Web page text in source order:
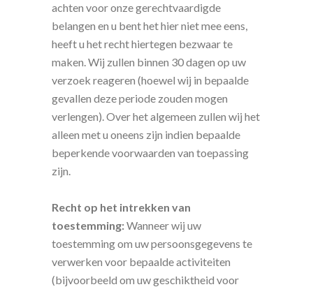
achten voor onze gerechtvaardigde
belangen en u bent het hier niet mee eens,
heeft u het recht hiertegen bezwaar te
maken. Wij zullen binnen 30 dagen op uw
verzoek reageren (hoewel wij in bepaalde
gevallen deze periode zouden mogen
verlengen). Over het algemeen zullen wij het
alleen met u oneens zijn indien bepaalde
beperkende voorwaarden van toepassing
zijn.
Recht op het intrekken van
toestemming:Wanneer wij uw
toestemming om uw persoonsgegevens te
verwerken voor bepaalde activiteiten
(bijvoorbeeld om uw geschiktheid voor